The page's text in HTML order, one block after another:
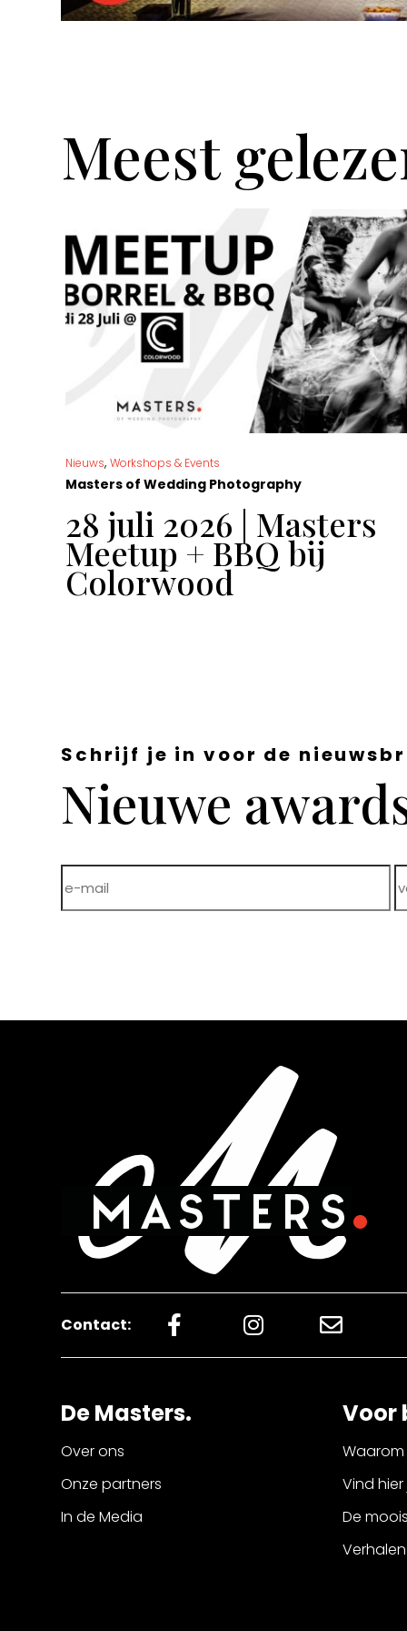
Meest
Nieuws, Workshops & Events
Masters of Wedding Photography
28 juli 2026 | Masters
Meetup + BBQ bij
Colorwood
Schrijf je in voor de
Nieuwe
Contact:
De Masters.
Over ons
Onze partners
In de Media
Voor
Vind
De